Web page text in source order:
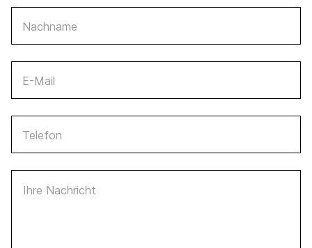
Nachname
E-Mail
Telefon